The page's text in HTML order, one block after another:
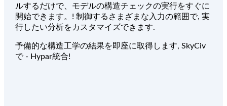
ルするだけで、モデルの構造チェックの実行をすぐに
開始できます。! 制御するさまざまな入力の範囲で, 実
行したい分析をカスタマイズできます.
予備的な構造工学の結果を即座に取得します, SkyCiv
で - Hypar統合!